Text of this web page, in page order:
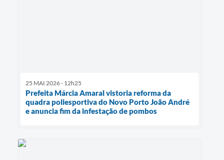
25 MAI 2026 - 12h25
Prefeita Márcia Amaral vistoria reforma da
quadra poliesportiva do Novo Porto João André
e anuncia fim da infestação de pombos